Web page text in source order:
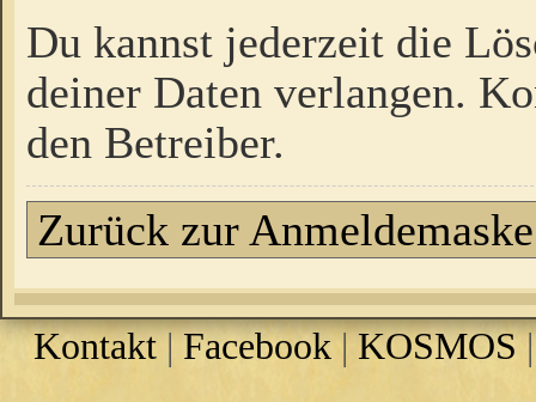
Du kannst jederzeit die
deiner Daten verlangen.
den Betreiber.
Zurück zur Anmeldemaske
Kontakt | Facebook| KOSMOS